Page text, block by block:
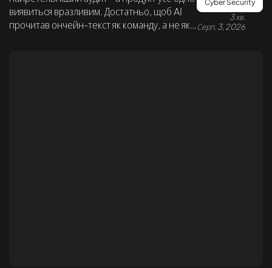
виявиться вразливим. Достатньо, щоб AI
прочитав ончейн-текст як команду, а не як
Cyber Security
3 хв.
Серп. 3, 2026